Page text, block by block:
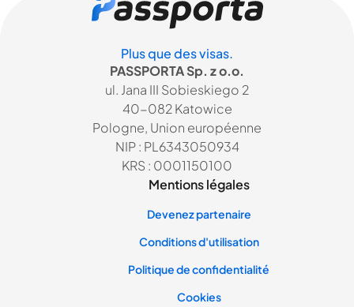
Plus que des visas.
PASSPORTA Sp. z o.o.
ul. Jana III Sobieskiego 2
40-082 Katowice
Pologne, Union européenne
NIP : PL6343050934
KRS : 0001150100
Mentions légales
Devenez partenaire
Conditions d'utilisation
Politique de confidentialité
Cookies